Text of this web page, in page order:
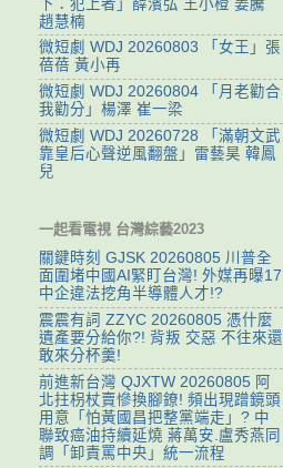
下：犯上者」薛濱弘 王小橙 姜騰
趙慧楠
微短劇 WDJ 20260803 「女王」張
蓓蓓 黃小再
微短劇 WDJ 20260804 「月老勸合
我勸分」楊澤 崔一梁
微短劇 WDJ 20260728 「滿朝文武
靠皇后心聲逆風翻盤」雷藝昊 韓鳳
兒
一起看電視 台灣綜藝2023
關鍵時刻 GJSK 20260805 川普全
面圍堵中國AI緊盯台灣! 外媒再曝17
中企違法挖角半導體人才!?
震震有詞 ZZYC 20260805 憑什麼
遺產要分給你?! 背叛 交惡 不往來還
敢來分杯羹!
前進新台灣 QJXTW 20260805 阿
北拄枴杖賣慘換腳鐐! 頻出現蹭鏡頭
用意「怕黃國昌把整黨端走」? 中
聯致癌油持續延燒 蔣萬安.盧秀燕同
調「卸責罵中央」統一流程